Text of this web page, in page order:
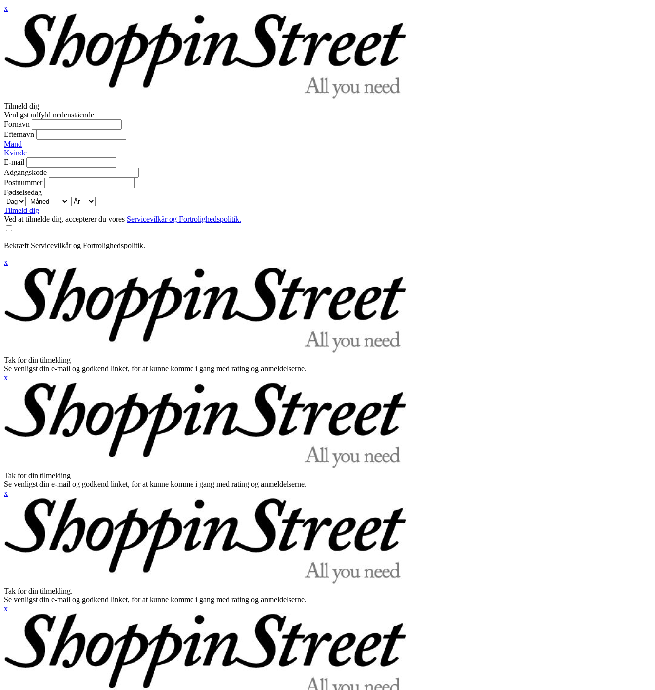
x
Tilmeld dig
Venligst udfyld nedenstående
Fornavn
Efternavn
Mand
Kvinde
E-mail
Adgangskode
Postnummer
Fødselsedag
Tilmeld dig
Ved at tilmelde dig, accepterer du vores Servicevilkår og Fortrolighedspolitik.
Bekræft Servicevilkår og Fortrolighedspolitik.
x
Tak for din tilmelding
Se venligst din e-mail og godkend linket, for at kunne komme i gang med rating og anmeldelserne.
x
Tak for din tilmelding
Se venligst din e-mail og godkend linket, for at kunne komme i gang med rating og anmeldelserne.
x
Tak for din tilmelding.
Se venligst din e-mail og godkend linket, for at kunne komme i gang med rating og anmeldelserne.
x